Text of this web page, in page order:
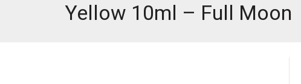
Yellow 10ml – Full Moon